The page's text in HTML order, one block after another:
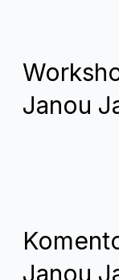
Janou
Janou